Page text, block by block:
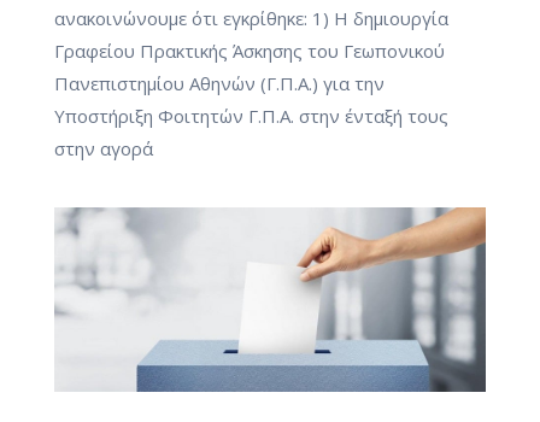
ανακοινώνουμε ότι εγκρίθηκε: 1) Η δημιουργία
Γραφείου Πρακτικής Άσκησης του Γεωπονικού
Πανεπιστημίου Αθηνών (Γ.Π.Α.) για την
Υποστήριξη Φοιτητών Γ.Π.Α. στην ένταξή τους
στην αγορά